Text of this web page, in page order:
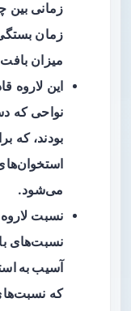
زمانی بین
زمان
میزان بافت
این لاروه
نواحی که
بودند، که
می‌شود.
نسبت
نسبت‌های
آسیب به
که